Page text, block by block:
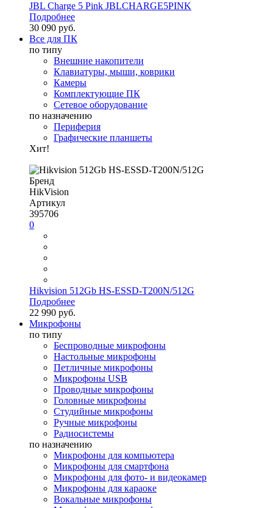
JBL Charge 5 Pink JBLCHARGE5PINK
Подробнее
30 090 руб.
Все для ПК
по типу
Внешние накопители
Клавиатуры, мыши, коврики
Камеры
Комплектующие ПК
Сетевое оборудование
по назначению
Периферия
Графические планшеты
Хит!
Бренд
HikVision
Артикул
395706
0
Hikvision 512Gb HS-ESSD-T200N/512G
Подробнее
22 990 руб.
Микрофоны
по типу
Беспроводные микрофоны
Настольные микрофоны
Петличные микрофоны
Микрофоны USB
Проводные микрофоны
Головные микрофоны
Студийные микрофоны
Ручные микрофоны
Радиосистемы
по назначению
Микрофоны для компьютера
Микрофоны для смартфона
Микрофоны для фото- и видеокамер
Микрофоны для караоке
Вокальные микрофоны